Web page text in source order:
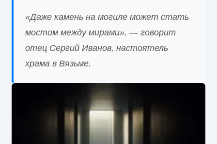
«Даже камень на могиле может стать
мостом между мирами», — говорит
отец Сергий Иванов, настоятель
храма в Вязьме.